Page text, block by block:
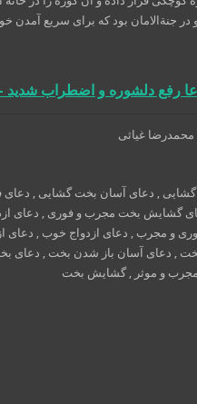
در جنةالامان بود که برای سریع آمدن
رفع دلشوره و اضطراب
محمدرضا غیاثی
, دعای آسان بخت گشایی ,
گشایش بخت مجرب و فوری , دعای
و مجرب , دعای ازدواج خوب , دعای
, دعای آسان باز شدن بخت , دعای
و موثر , گشایش بخت